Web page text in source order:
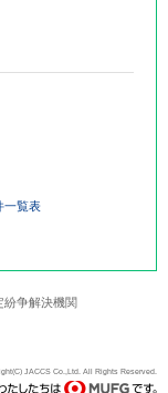
一覧表
紛争解決機関
JACCS Co.,Ltd. All Rights Reserved.